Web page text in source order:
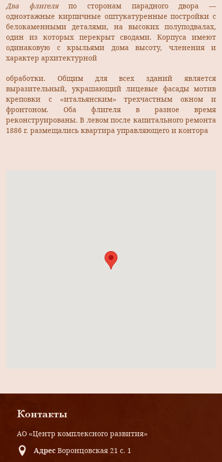
Два флигеляпо сторонам парадного двора —
одноэтажные кирпичные оштукатуренные постройки с
белокаменными деталями, на высоких полуподвалах,
один из которых перекрыт сводами. Корпуса имеют
одинаковую с крыльями дома высоту, членения и
характер архитектурной
обработки. Общим для всех зданий является
выразительный, украшающий лицевые фасады мотив
креповки с «итальянским» трехчастным окном и
фронтоном. Оба флигеля в разное время
реконструированы. В левом после капитального ремонта
1886 г. размещались квартира управляющего и контора
Контакты
АО «Центр комплексного развития»
Адрес Воронцовская 21 с. 1